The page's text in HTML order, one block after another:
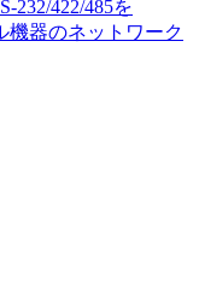
232/422/485を
器のネットワーク